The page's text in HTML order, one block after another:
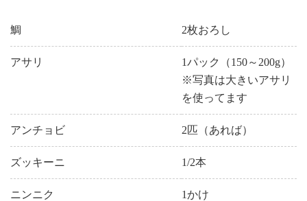
鯛 2枚おろし
アサリ
1パック（150～200g）
※写真は大きいアサリ
を使ってます
アンチョビ 2匹（あれば）
ズッキーニ 1/2本
ニンニク 1かけ